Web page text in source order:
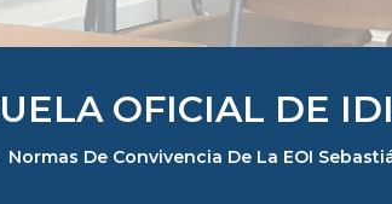
OFICIAL DE
Normas De Convivencia De La EOI